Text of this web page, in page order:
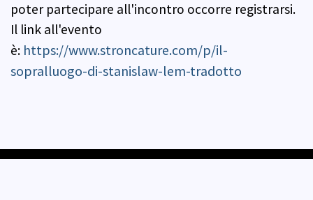
poter partecipare all'incontro occorre registrarsi.
Il link all'evento
è: https://www.stroncature.com/p/il-
sopralluogo-di-stanislaw-lem-tradotto